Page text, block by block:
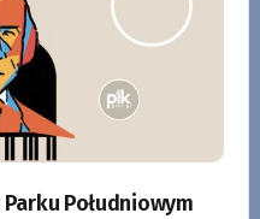
Południowym